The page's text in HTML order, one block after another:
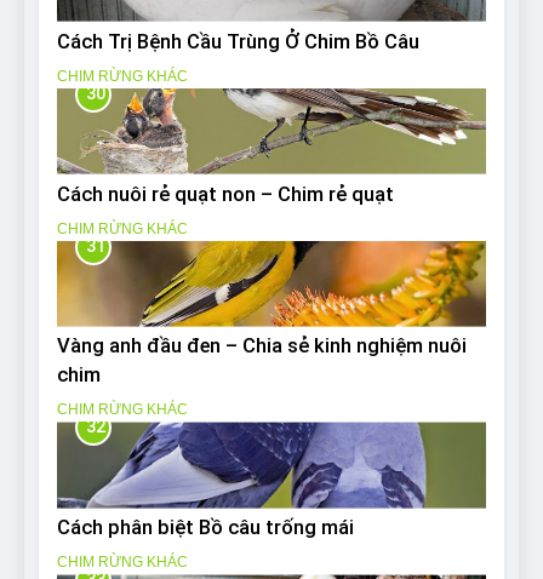
Cách Trị Bệnh Cầu Trùng Ở Chim Bồ Câu
CHIM RỪNG KHÁC
30
Cách nuôi rẻ quạt non – Chim rẻ quạt
CHIM RỪNG KHÁC
31
Vàng anh đầu đen – Chia sẻ kinh nghiệm nuôi
chim
CHIM RỪNG KHÁC
32
Cách phân biệt Bồ câu trống mái
CHIM RỪNG KHÁC